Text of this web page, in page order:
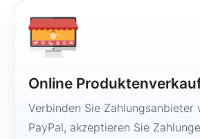
Online
Verbinden Sie Zahlungsanbieter
PayPal, akzeptieren Sie